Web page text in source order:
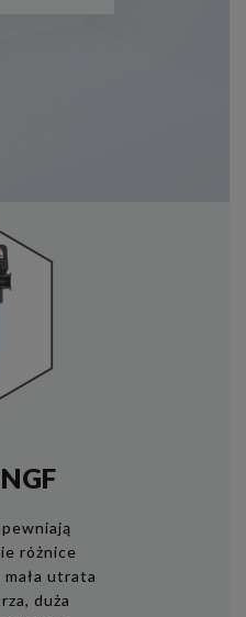
różnice
utrata
duża